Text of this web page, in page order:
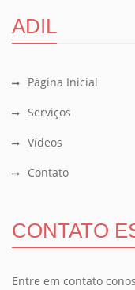
ADIL
Página Inicial
Serviços
Vídeos
Contato
CONTATO
Entre em contato